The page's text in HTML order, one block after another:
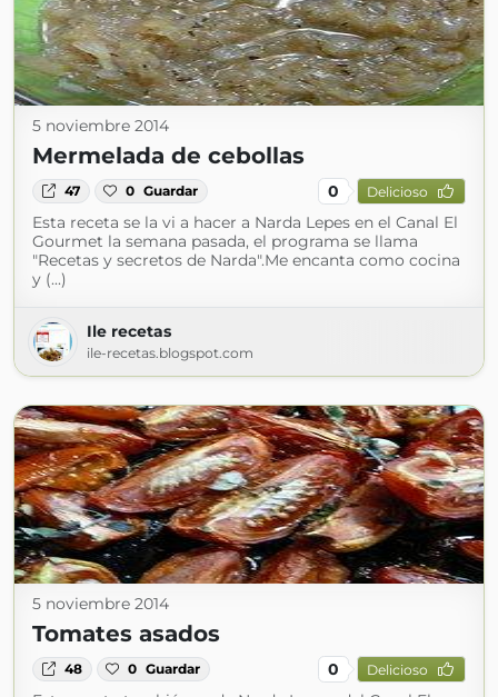
5 noviembre 2014
Mermelada de cebollas
47 0 Guardar 0 Delicioso
Esta receta se la vi a hacer a Narda Lepes en el Canal El
Gourmet la semana pasada, el programa se llama
"Recetas y secretos de Narda".Me encanta como cocina
y (...)
Ile recetas
ile-recetas.blogspot.com
5 noviembre 2014
Tomates asados
48 0 Guardar 0 Delicioso